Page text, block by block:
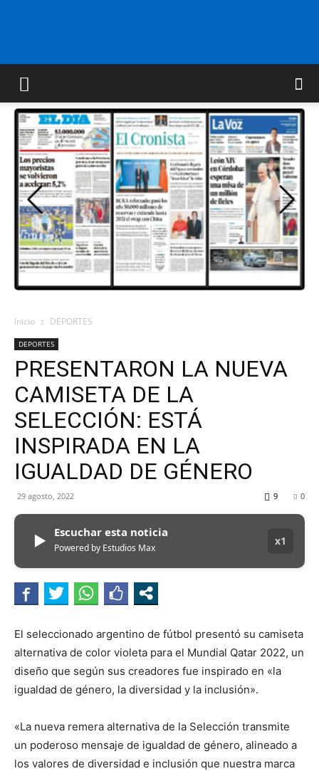
FM
GOLD
ORAN
107.1
Inicio DEPORTES
DEPORTES
PRESENTARON LA NUEVA
CAMISETA DE LA
SELECCIÓN: ESTÁ
INSPIRADA EN LA
IGUALDAD DE GÉNERO
29 agosto, 2022 0
9
▶ Escuchar esta noticia
Powered by Estudios Max
x1
El seleccionado argentino de fútbol presentó su camiseta
alternativa de color violeta para el Mundial Qatar 2022, un
diseño que según sus creadores fue inspirado en «la
igualdad de género, la diversidad y la inclusión».
«La nueva remera alternativa de la Selección transmite
un poderoso mensaje de igualdad de género, alineado a
los valores de diversidad e inclusión que nuestra marca